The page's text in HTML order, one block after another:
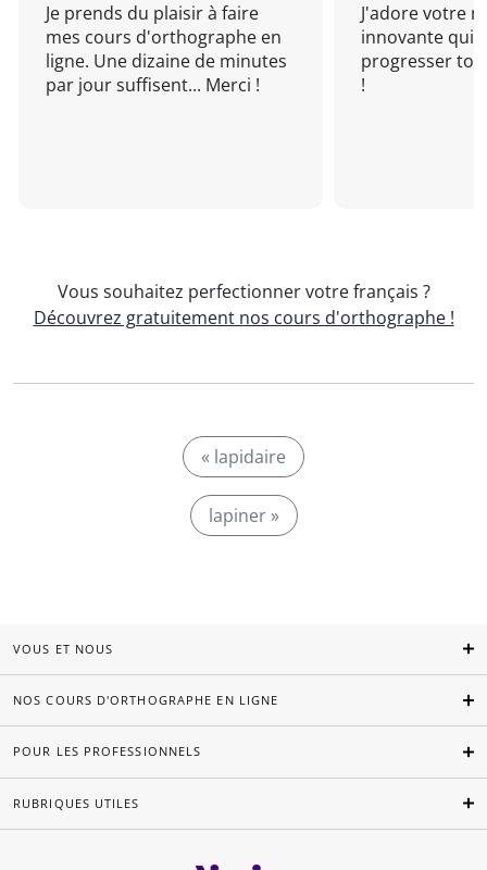
Je prends du plaisir à faire
mes cours d'orthographe en
ligne. Une dizaine de minutes
par jour suffisent... Merci !
J'adore votre
innovante qui
progresser
!
Vous souhaitez perfectionner votre français ?
Découvrez gratuitement nos cours d'orthographe !
« lapidaire
lapiner »
VOUS ET NOUS
NOS COURS D'ORTHOGRAPHE EN LIGNE
POUR LES PROFESSIONNELS
RUBRIQUES UTILES